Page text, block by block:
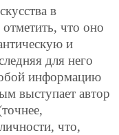
в
что оно
и
для него
информацию
выступает автор
что,